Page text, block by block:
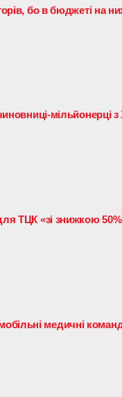
бо в бюджеті на
мільйонерці
ТЦК «зі знижкою
медичні